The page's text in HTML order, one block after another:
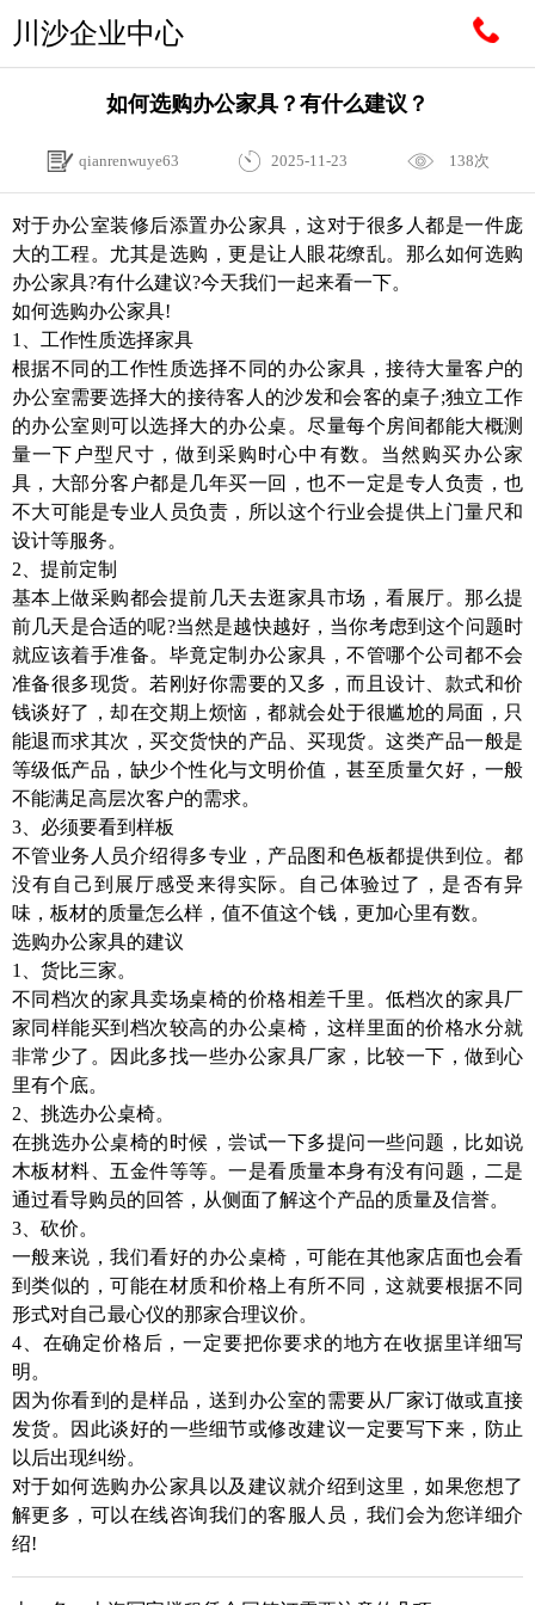
川沙企业中心
如何选购办公家具？有什么建议？
qianrenwuye63 2025-11-23 138次
对于办公室装修后添置办公家具，这对于很多人都是一件庞
大的工程。尤其是选购，更是让人眼花缭乱。那么如何选购
办公家具?有什么建议?今天我们一起来看一下。
如何选购办公家具!
1、工作性质选择家具
根据不同的工作性质选择不同的办公家具，接待大量客户的
办公室需要选择大的接待客人的沙发和会客的桌子;独立工作
的办公室则可以选择大的办公桌。尽量每个房间都能大概测
量一下户型尺寸，做到采购时心中有数。当然购买办公家
具，大部分客户都是几年买一回，也不一定是专人负责，也
不大可能是专业人员负责，所以这个行业会提供上门量尺和
设计等服务。
2、提前定制
基本上做采购都会提前几天去逛家具市场，看展厅。那么提
前几天是合适的呢?当然是越快越好，当你考虑到这个问题时
就应该着手准备。毕竟定制办公家具，不管哪个公司都不会
准备很多现货。若刚好你需要的又多，而且设计、款式和价
钱谈好了，却在交期上烦恼，都就会处于很尴尬的局面，只
能退而求其次，买交货快的产品、买现货。这类产品一般是
等级低产品，缺少个性化与文明价值，甚至质量欠好，一般
不能满足高层次客户的需求。
3、必须要看到样板
不管业务人员介绍得多专业，产品图和色板都提供到位。都
没有自己到展厅感受来得实际。自己体验过了，是否有异
味，板材的质量怎么样，值不值这个钱，更加心里有数。
选购办公家具的建议
1、货比三家。
不同档次的家具卖场桌椅的价格相差千里。低档次的家具厂
家同样能买到档次较高的办公桌椅，这样里面的价格水分就
非常少了。因此多找一些办公家具厂家，比较一下，做到心
里有个底。
2、挑选办公桌椅。
在挑选办公桌椅的时候，尝试一下多提问一些问题，比如说
木板材料、五金件等等。一是看质量本身有没有问题，二是
通过看导购员的回答，从侧面了解这个产品的质量及信誉。
3、砍价。
一般来说，我们看好的办公桌椅，可能在其他家店面也会看
到类似的，可能在材质和价格上有所不同，这就要根据不同
形式对自己最心仪的那家合理议价。
4、在确定价格后，一定要把你要求的地方在收据里详细写
明。
因为你看到的是样品，送到办公室的需要从厂家订做或直接
发货。因此谈好的一些细节或修改建议一定要写下来，防止
以后出现纠纷。
对于如何选购办公家具以及建议就介绍到这里，如果您想了
解更多，可以在线咨询我们的客服人员，我们会为您详细介
绍!